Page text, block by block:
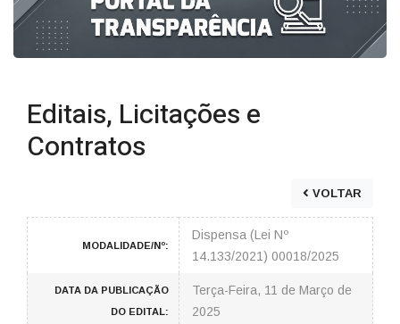
Editais, Licitações e
Contratos
VOLTAR
MODALIDADE/Nº:
Dispensa (Lei Nº
14.133/2021) 00018/2025
DATA DA PUBLICAÇÃO
DO EDITAL:
Terça-Feira, 11 de Março de
2025